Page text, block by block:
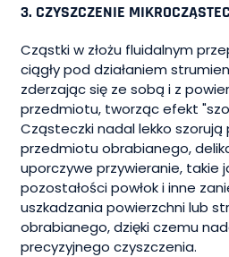
3. CZYSZCZENIE
Cząstki w złożu fluidalnym
ciągły pod działaniem
zderzając się ze sobą i z
przedmiotu, tworząc efekt
Cząsteczki nadal lekko szorują
przedmiotu obrabianego,
uporczywe przywieranie, takie
pozostałości powłok i inne
uszkadzania powierzchni lub
obrabianego, dzięki czemu
precyzyjnego czyszczenia.